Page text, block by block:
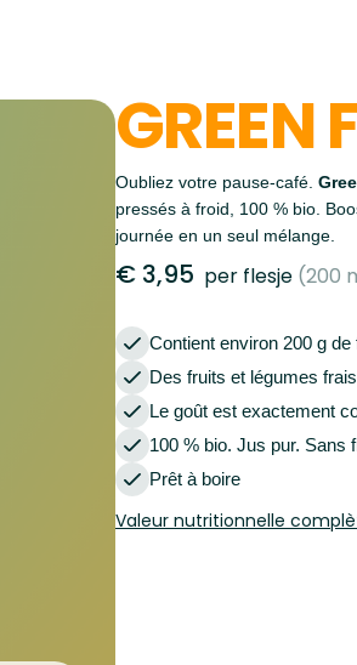
GREEN
Oubliez votre pause-café.
pressés à froid, 100 % bio.
journée en un seul mélange.
€ 3,95 per flesje (200
Contient environ 200 g
Des fruits et légumes
Le goût est exactement
100 % bio. Jus pur. Sans
Prêt à boire
Valeur nutritionnelle